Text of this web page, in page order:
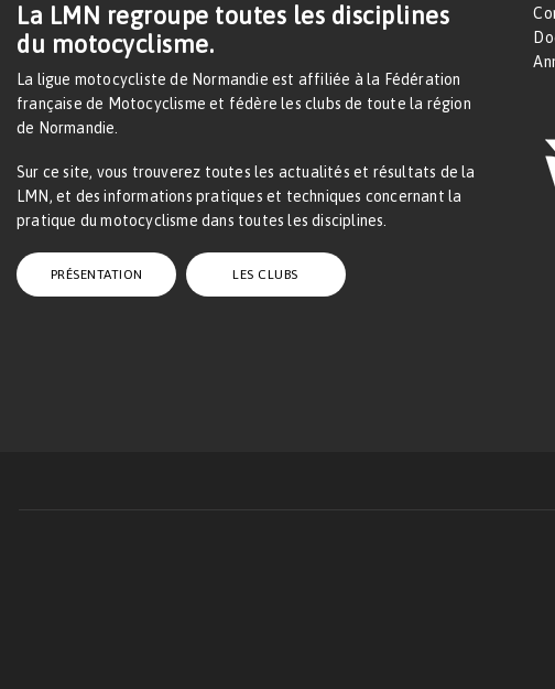
La LMN regroupe toutes les disciplines
du motocyclisme.
La ligue motocycliste de Normandie est affiliée à la Fédération
française de Motocyclisme et fédère les clubs de toute la région
de Normandie.
Sur ce site, vous trouverez toutes les actualités et résultats de la
LMN, et des informations pratiques et techniques concernant la
pratique du motocyclisme dans toutes les disciplines.
PRÉSENTATION LES CLUBS